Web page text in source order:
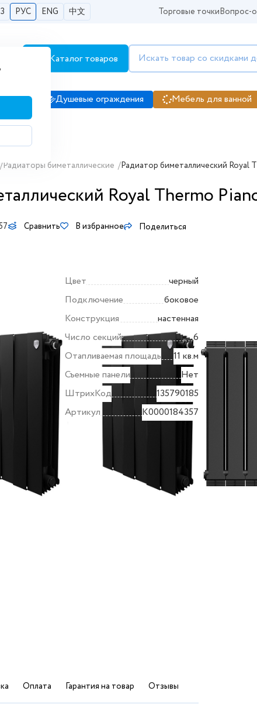
РУС ENG 中文 Торговые точкиВопрос-
Каталог товаров
Душевые ограждения Мебель для ванной
/Радиаторы биметаллические /Радиатор биметаллический Royal
Royal Thermo
Сравнить В избранное Поделиться
Цвет
черный
Подключение
боковое
Конструкция
настенная
Число секций
6
Отапливаемая площадь
11 кв.м
Съемные панели
Нет
ШтрихКод
135790185
Артикул
K0000184357
Оплата Гарантия на товар Отзывы